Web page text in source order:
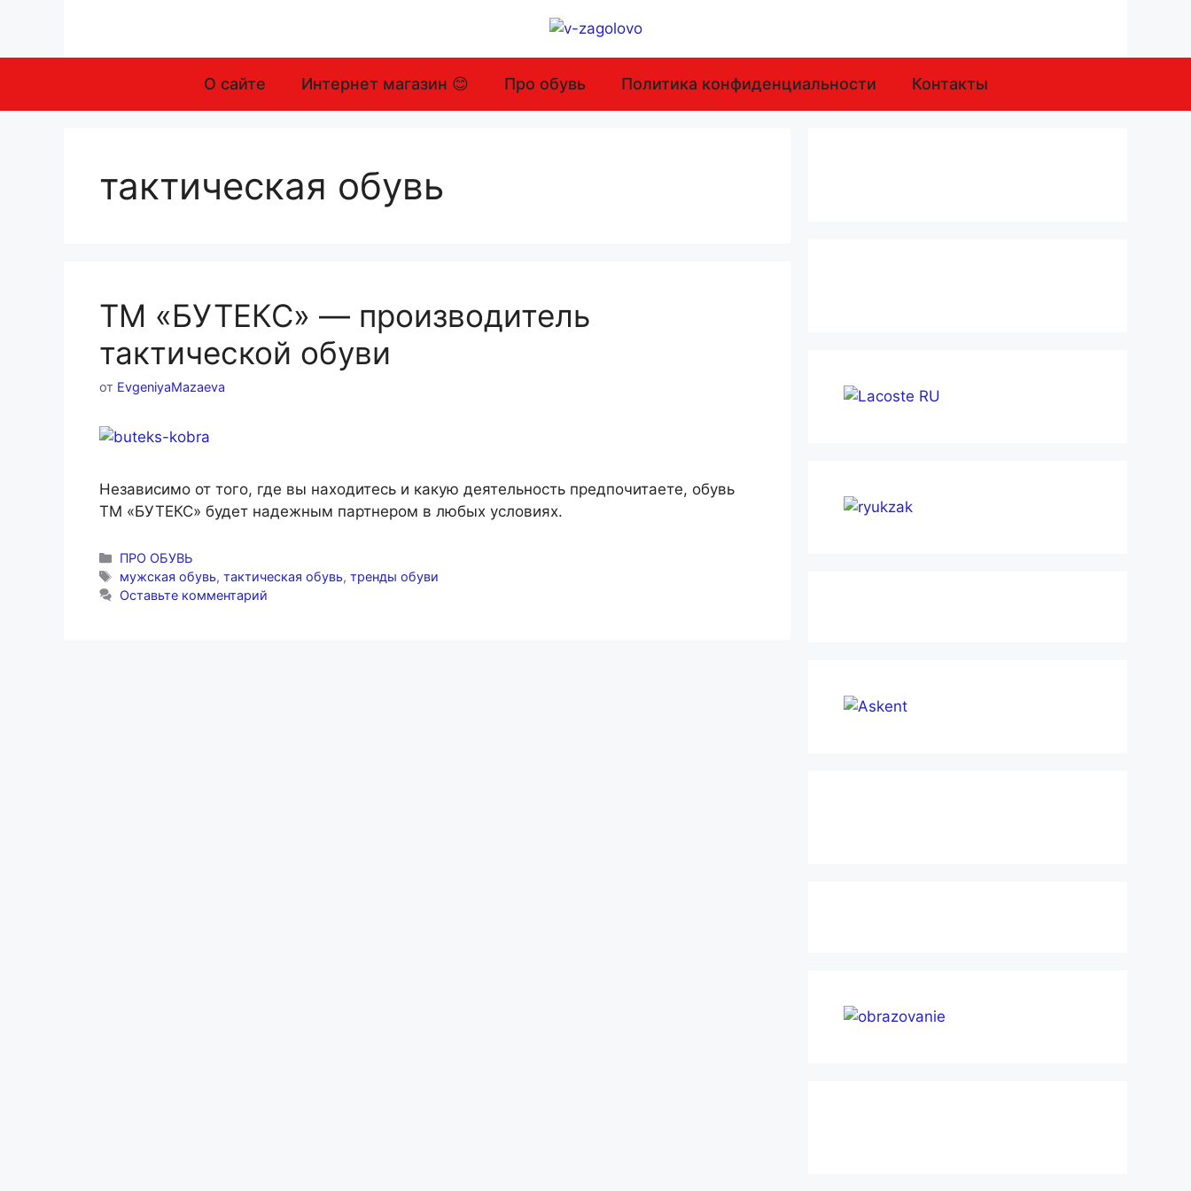
содержимому
О сайте Интернет магазин 😊 Про обувь Политика конфиденциальности Контакты
тактическая обувь
ТМ «БУТЕКС» — производитель
тактической обуви
от EvgeniyaMazaeva
Независимо от того, где вы находитесь и какую деятельность предпочитаете, обувь
ТМ «БУТЕКС» будет надежным партнером в любых условиях.
Рубрики
ПРО ОБУВЬ
Метки
мужская обувь,тактическая обувь,тренды обуви
Оставьте комментарий